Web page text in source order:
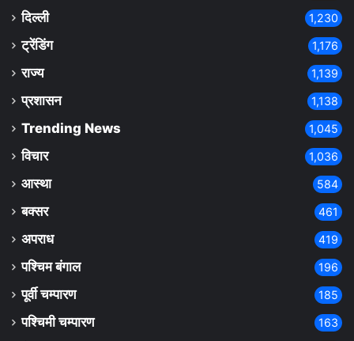
दिल्ली 1,230
ट्रेंडिंग 1,176
राज्य 1,139
प्रशासन 1,138
Trending News 1,045
विचार 1,036
आस्था 584
बक्सर 461
अपराध 419
पश्चिम बंगाल 196
पूर्वी चम्पारण 185
पश्चिमी चम्पारण 163